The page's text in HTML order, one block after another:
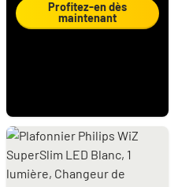
Profitez-en dès
maintenant